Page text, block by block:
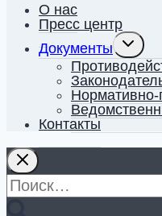
О нас
Пресс центр
Документы
Toggle
child
menu
Контакты
Найти: